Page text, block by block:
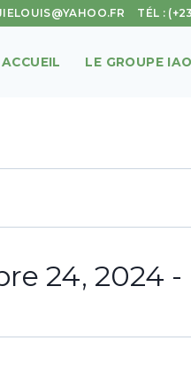
TÉL :
ACCUEIL LE GROUPE IAO
24, 2024 -